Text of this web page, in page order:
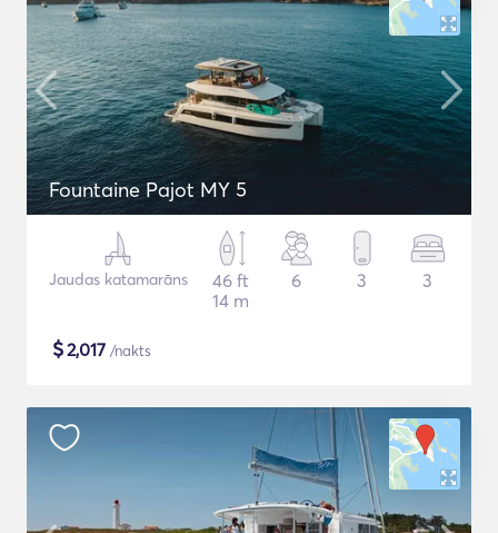
Fountaine Pajot MY 5
Jaudas katamarāns
46 ft
14 m
6 3 3
$2,017 /nakts